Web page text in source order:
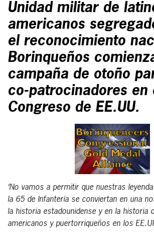
Unidad militar de
americanos
el reconocimiento
Borinqueños
campaña de otoño
co-patrocinadores en
Congreso de EE.UU.
‘No vamos a permitir que nuestras
la 65 de Infantería se conviertan en una
la historia estadounidense y en la historia
americanos y puertorriqueños en los